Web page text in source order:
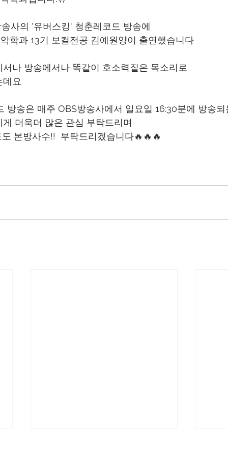
사의 '유버스킹' 청춘레코드 방송에
학과 13기 보컬전공 김예원양이 출연했습니다
나 방송에서나 똑같이 호소력짙은 목소리로
요
방송은 매주 OBS방송사에서 일요일 16:30분에 방송되
더욱더 많은 관심 부탁드리며
본방사수!!  부탁드리겠습니다🔥🔥🔥